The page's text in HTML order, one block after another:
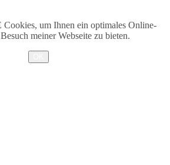
um Ihnen ein optimales Online-
meiner Webseite zu bieten.